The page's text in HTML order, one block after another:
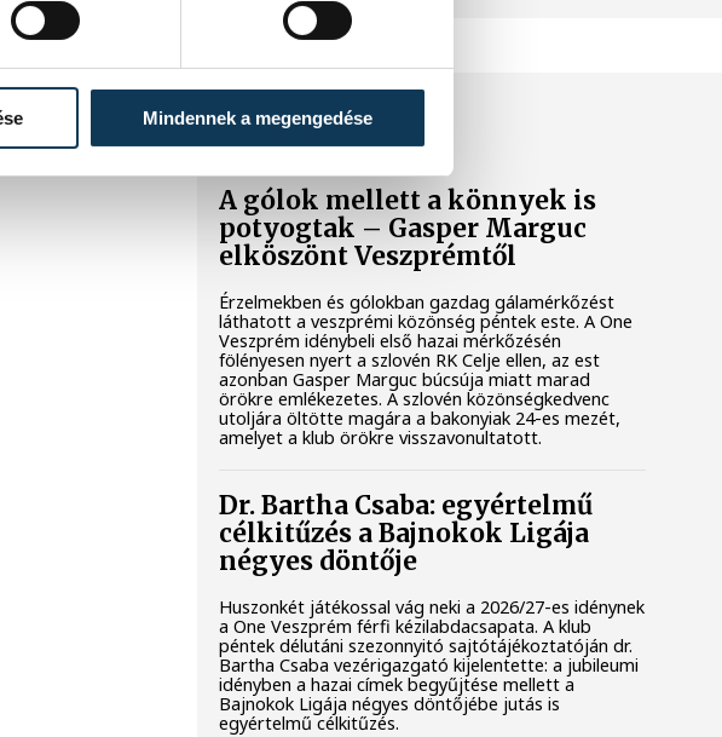
Mindennek a megengedése
A gólok mellett a könnyek is
potyogtak – Gasper Marguc
elköszönt Veszprémtől
Érzelmekben és gólokban gazdag gálamérkőzést
láthatott a veszprémi közönség péntek este. A One
Veszprém idénybeli első hazai mérkőzésén
fölényesen nyert a szlovén RK Celje ellen, az est
azonban Gasper Marguc búcsúja miatt marad
örökre emlékezetes. A szlovén közönségkedvenc
utoljára öltötte magára a bakonyiak 24-es mezét,
amelyet a klub örökre visszavonultatott.
Dr. Bartha Csaba: egyértelmű
célkitűzés a Bajnokok Ligája
négyes döntője
Huszonkét játékossal vág neki a 2026/27-es idénynek
a One Veszprém férfi kézilabdacsapata. A klub
péntek délutáni szezonnyitó sajtótájékoztatóján dr.
Bartha Csaba vezérigazgató kijelentette: a jubileumi
idényben a hazai címek begyűjtése mellett a
Bajnokok Ligája négyes döntőjébe jutás is
egyértelmű célkitűzés.